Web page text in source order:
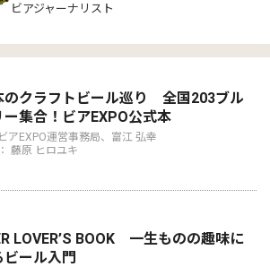
ビアジャーナリスト
のクラフトビール巡り 全国203ブル
ー集合！ビアEXPO公式本
アEXPO運営事務局、富江 弘幸
藤原 ヒロユキ
LOVER’S BOOK 一生ものの趣味に
ビール入門